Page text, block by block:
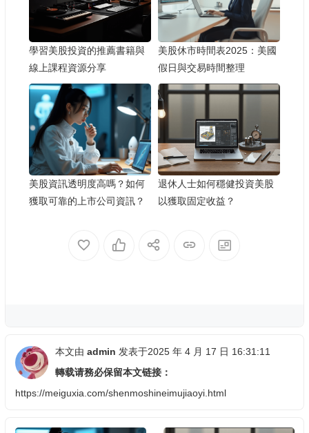
學習美股投資的推薦書籍與
線上課程資源分享
美股休市時間表2025：美國
假日與交易時間整理
美股資訊透明度高嗎？如何
獲取可靠的上市公司資訊？
退休人士如何穩健投資美股
以獲取固定收益？
本文由 admin 发表于2025 年 4 月 17 日 16:31:11
轉载请務必保留本文链接：
https://meiguxia.com/shenmoshineimujiaoyi.html